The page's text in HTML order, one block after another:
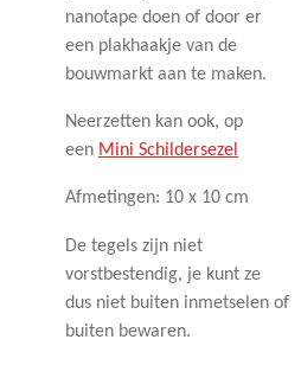
nanotape doen of door er
een plakhaakje van de
bouwmarkt aan te maken.
Neerzetten kan ook, op
een Mini Schildersezel
Afmetingen: 10 x 10 cm
De tegels zijn niet
vorstbestendig, je kunt ze
dus niet buiten inmetselen of
buiten bewaren.